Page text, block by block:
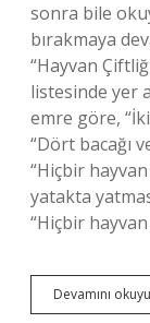
sonra bile
bırakmaya
“Hayvan
listesinde yer
emre göre,
“Dört bacağı
“Hiçbir
yatakta
“Hiçbir
Devamını